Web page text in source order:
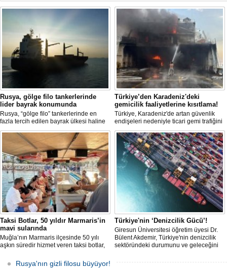
Rusya, gölge filo tankerlerinde
lider bayrak konumunda
Rusya, “gölge filo” tankerlerinde en
fazla tercih edilen bayrak ülkesi haline
geldi. Yaptırım baskısının artmasıyla
birlikte çok sayıda tanker Rus bayrağına
geçerken, bu durum küresel denizcilik
yaptırımlarının uygulanması açısından
yeni bir tablo ortaya koyuyor.
Türkiye’den Karadeniz'deki
gemicilik faaliyetlerine kısıtlama!
Türkiye, Karadeniz'de artan güvenlik
endişeleri nedeniyle ticari gemi trafiğini
kısıtlamaya başladı. Bu durum,
bölgedeki gıda güvenliğini tehdit ediyor.
Taksi Botlar, 50 yıldır Marmaris’in
mavi sularında
Muğla’nın Marmaris ilçesinde 50 yılı
aşkın süredir hizmet veren taksi botlar,
amacıyla kullanılmaya devam ediyor.
Türkiye'nin ‘Denizcilik Gücü’!
Giresun Üniversitesi öğretim üyesi Dr.
Bülent Akdemir, Türkiye'nin denizcilik
sektöründeki durumunu ve geleceğini
Rusya'nın gizli filosu büyüyor!